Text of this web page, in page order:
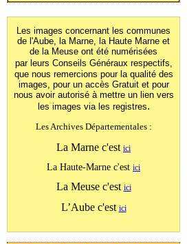
Les images concernant les communes
de l'Aube, la Marne, la Haute Marne et
de la Meuse ont été numérisées
par leurs Conseils Généraux respectifs,
que nous remercions pour la qualité des
images, pour un accès Gratuit et pour
nous avoir autorisé à mettre un lien vers
les images via les registres.
Les Archives Départementales :
La Marne c'est ici
La Haute-Marne c'est ici
La Meuse c'est ici
L’Aube c'est ici